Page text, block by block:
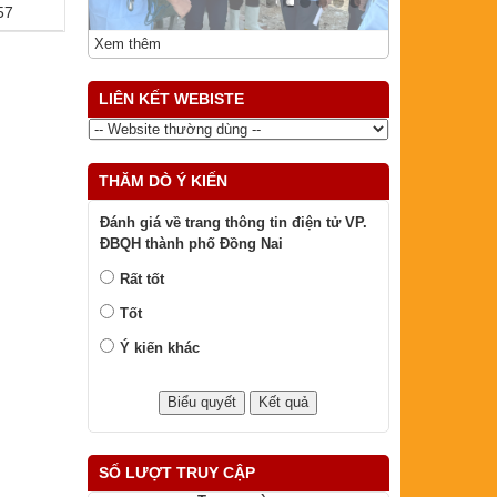
Xem thêm
LIÊN KẾT WEBISTE
THĂM DÒ Ý KIẾN
Đánh giá về trang thông tin điện tử VP.
ĐBQH thành phố Đồng Nai
SỐ LƯỢT TRUY CẬP